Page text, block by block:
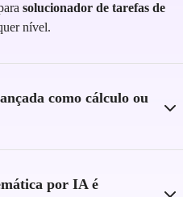
solucionador de tarefas de
nível.
como cálculo ou
por IA é